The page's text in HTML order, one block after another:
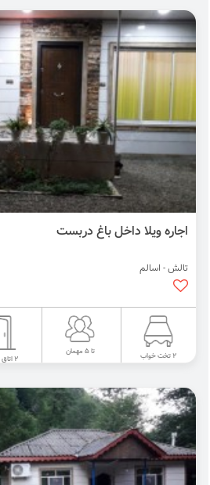
اجاره ویلا داخل باغ دربست
تالش - اسالم
2 تخت خواب تا 5 مهمان
2 اتاق خواب